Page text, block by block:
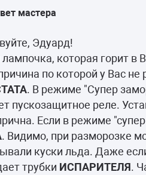
мастера
Эдуард!
которая горит в
по которой у Вас
. В режиме "Супер
пускозащитное реле.
Если в режиме
. Видимо, при разморозке
куски льда. Даже
трубки ИСПАРИТЕЛЯ.